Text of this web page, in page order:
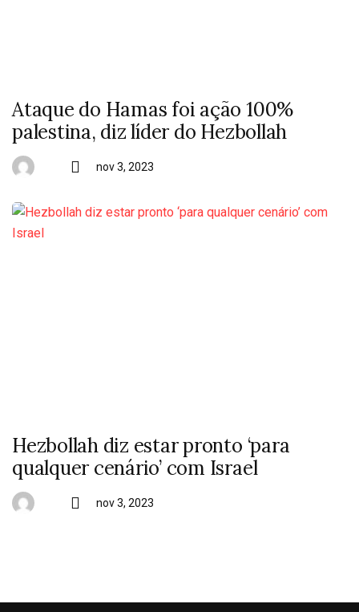
Ataque do Hamas foi ação 100%
palestina, diz líder do Hezbollah
nov 3, 2023
Hezbollah diz estar pronto ‘para
qualquer cenário’ com Israel
nov 3, 2023